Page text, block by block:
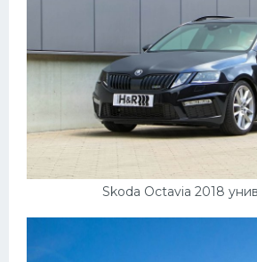
Skoda Octavia 2018